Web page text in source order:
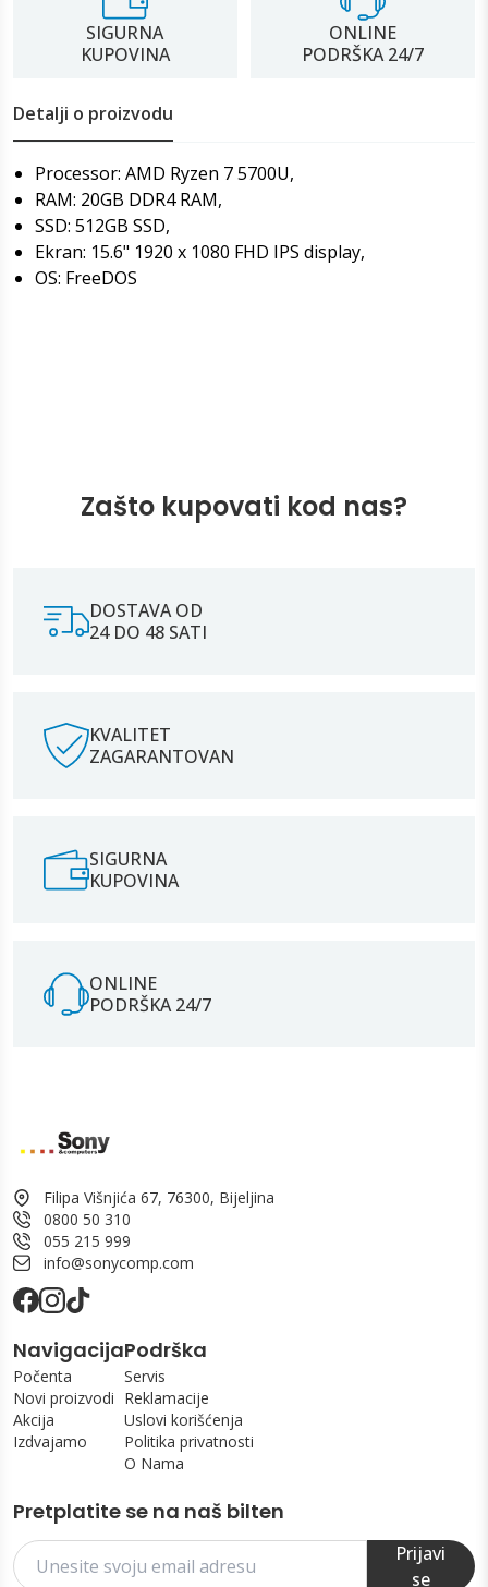
SIGURNA
KUPOVINA
ONLINE
PODRŠKA 24/7
Detalji o proizvodu
Processor: AMD Ryzen 7 5700U,
RAM: 20GB DDR4 RAM,
SSD: 512GB SSD,
Ekran: 15.6" 1920 x 1080 FHD IPS display,
OS: FreeDOS
Zašto kupovati kod nas?
DOSTAVA OD
24 DO 48 SATI
KVALITET
ZAGARANTOVAN
SIGURNA
KUPOVINA
ONLINE
PODRŠKA 24/7
Filipa Višnjića 67, 76300, Bijeljina
0800 50 310
055 215 999
info@sonycomp.com
Navigacija
Počenta
Novi proizvodi
Akcija
Izdvajamo
Podrška
Servis
Reklamacije
Uslovi korišćenja
Politika privatnosti
O Nama
Pretplatite se na naš bilten
Prijavi
se